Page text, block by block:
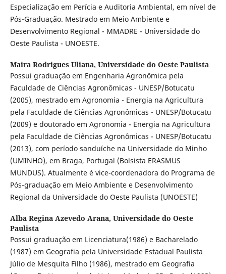
Especialização em Perícia e Auditoria Ambiental, em nível de
Pós-Graduação. Mestrado em Meio Ambiente e
Desenvolvimento Regional - MMADRE - Universidade do
Oeste Paulista - UNOESTE.
Maira Rodrigues Uliana, Universidade do Oeste Paulista
Possui graduação em Engenharia Agronômica pela
Faculdade de Ciências Agronômicas - UNESP/Botucatu
(2005), mestrado em Agronomia - Energia na Agricultura
pela Faculdade de Ciências Agronômicas - UNESP/Botucatu
(2009) e doutorado em Agronomia - Energia na Agricultura
pela Faculdade de Ciências Agronômicas - UNESP/Botucatu
(2013), com período sanduíche na Universidade do Minho
(UMINHO), em Braga, Portugal (Bolsista ERASMUS
MUNDUS). Atualmente é vice-coordenadora do Programa de
Pós-graduação em Meio Ambiente e Desenvolvimento
Regional da Universidade do Oeste Paulista (UNOESTE)
Alba Regina Azevedo Arana, Universidade do Oeste
Paulista
Possui graduação em Licenciatura(1986) e Bacharelado
(1987) em Geografia pela Universidade Estadual Paulista
Júlio de Mesquita Filho (1986), mestrado em Geografia